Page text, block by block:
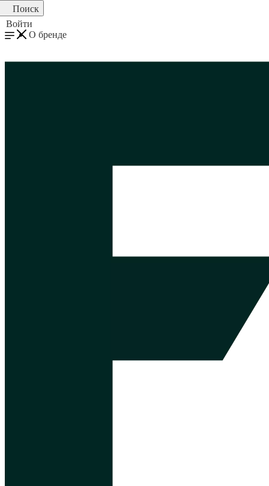
Поиск
Войти
О бренде